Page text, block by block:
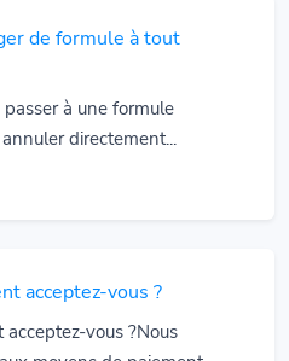
de formule à tout
à une formule
directement...
acceptez-vous ?
vous ?Nous